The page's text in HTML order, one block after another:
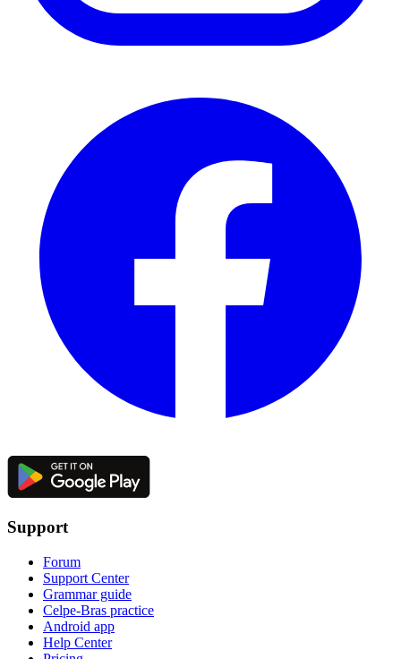
Support
Forum
Support Center
Grammar guide
Celpe-Bras practice
Android app
Help Center